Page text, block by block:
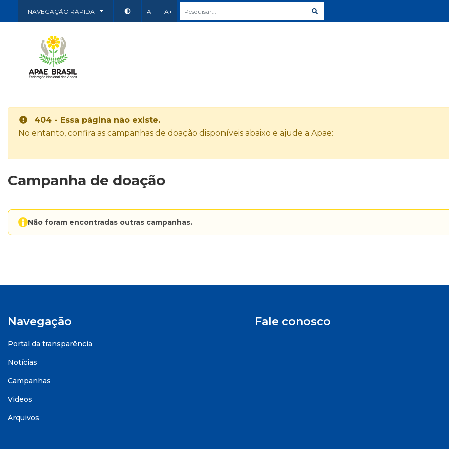
NAVEGAÇÃO RÁPIDA A- A+
404 - Essa página não existe.
No entanto, confira as campanhas de doação disponíveis abaixo e ajude a Apae:
Campanha de doação
Não foram encontradas outras campanhas.
Navegação
Portal da transparência
Notícias
Campanhas
Videos
Arquivos
Fale conosco